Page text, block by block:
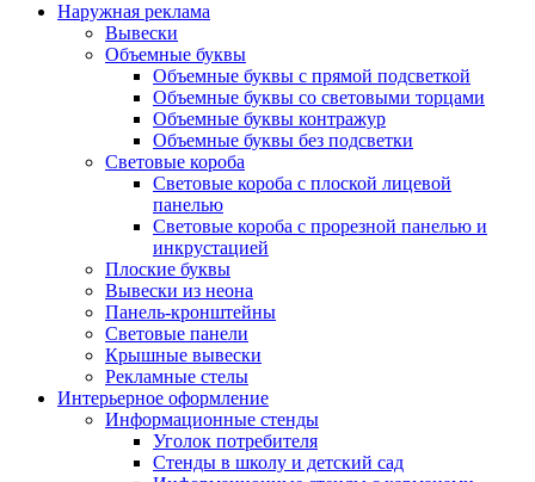
Наружная реклама
Вывески
Объемные буквы
Объемные буквы с прямой подсветкой
Объемные буквы со световыми торцами
Объемные буквы контражур
Объемные буквы без подсветки
Световые короба
Световые короба с плоской лицевой
панелью
Световые короба с прорезной панелью и
инкрустацией
Плоские буквы
Вывески из неона
Панель-кронштейны
Световые панели
Крышные вывески
Рекламные стелы
Интерьерное оформление
Информационные стенды
Уголок потребителя
Стенды в школу и детский сад